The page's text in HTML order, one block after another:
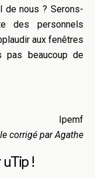
de nous ? Serons-
des personnels
aux fenêtres
pas beaucoup de
Ipemf
corrigé par Agathe
!